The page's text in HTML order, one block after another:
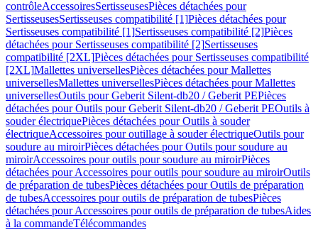
contrôleAccessoiresSertisseusesPièces détachées pour
SertisseusesSertisseuses compatibilité [1]Pièces détachées pour
Sertisseuses compatibilité [1]Sertisseuses compatibilité [2]Pièces
détachées pour Sertisseuses compatibilité [2]Sertisseuses
compatibilité [2XL]Pièces détachées pour Sertisseuses compatibilité
[2XL]Mallettes universellesPièces détachées pour Mallettes
universellesMallettes universellesPièces détachées pour Mallettes
universellesOutils pour Geberit Silent-db20 / Geberit PEPièces
détachées pour Outils pour Geberit Silent-db20 / Geberit PEOutils à
souder électriquePièces détachées pour Outils à souder
électriqueAccessoires pour outillage à souder électriqueOutils pour
soudure au miroirPièces détachées pour Outils pour soudure au
miroirAccessoires pour outils pour soudure au miroirPièces
détachées pour Accessoires pour outils pour soudure au miroirOutils
de préparation de tubesPièces détachées pour Outils de préparation
de tubesAccessoires pour outils de préparation de tubesPièces
détachées pour Accessoires pour outils de préparation de tubesAides
à la commandeTélécommandes